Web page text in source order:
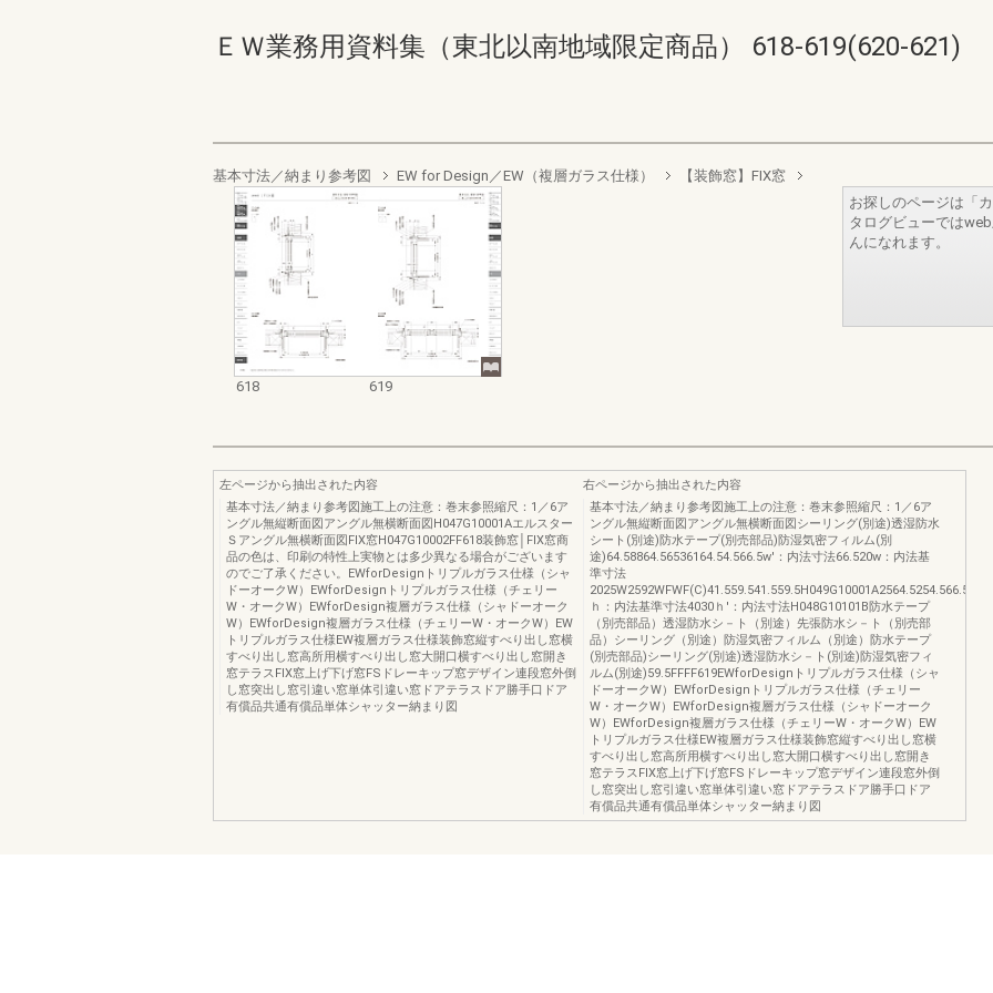
ＥＷ業務用資料集（東北以南地域限定商品） 618-619(620-621)
基本寸法／納まり参考図 EW for Design／EW（複層ガラス仕様） 【装飾窓】FIX窓
618 619
お探しのページは「
タログビューでは
んになれます。
左ページから抽出された内容
基本寸法／納まり参考図施工上の注意：巻末参照縮尺：1／6ア
ングル無縦断面図アングル無横断面図H047G10001Aエルスター
Ｓアングル無横断面図FIX窓H047G10002FF618装飾窓│FIX窓商
品の色は、印刷の特性上実物とは多少異なる場合がございます
のでご了承ください。EWforDesignトリプルガラス仕様（シャ
ドーオークW）EWforDesignトリプルガラス仕様（チェリー
W・オークW）EWforDesign複層ガラス仕様（シャドーオーク
W）EWforDesign複層ガラス仕様（チェリーW・オークW）EW
トリプルガラス仕様EW複層ガラス仕様装飾窓縦すべり出し窓横
すべり出し窓高所用横すべり出し窓大開口横すべり出し窓開き
窓テラスFIX窓上げ下げ窓FSドレーキップ窓デザイン連段窓外倒
し窓突出し窓引違い窓単体引違い窓ドアテラスドア勝手口ドア
有償品共通有償品単体シャッター納まり図
右ページから抽出された内容
基本寸法／納まり参考図施工上の注意：巻末参照縮尺：1／6ア
ングル無縦断面図アングル無横断面図シーリング(別途)透湿防水
シート(別途)防水テープ(別売部品)防湿気密フィルム(別
途)64.58864.56536164.54.566.5w'：内法寸法66.520w：内法基
準寸法
ｈ：内法基準寸法4030ｈ'：内法寸法H048G10101B防水テープ
（別売部品）透湿防水シ－ト（別途）先張防水シ－ト（別売部
品）シーリング（別途）防湿気密フィルム（別途）防水テープ
(別売部品)シーリング(別途)透湿防水シ－ト(別途)防湿気密フィ
ルム(別途)59.5FFFF619EWforDesignトリプルガラス仕様（シャ
ドーオークW）EWforDesignトリプルガラス仕様（チェリー
W・オークW）EWforDesign複層ガラス仕様（シャドーオーク
W）EWforDesign複層ガラス仕様（チェリーW・オークW）EW
トリプルガラス仕様EW複層ガラス仕様装飾窓縦すべり出し窓横
すべり出し窓高所用横すべり出し窓大開口横すべり出し窓開き
窓テラスFIX窓上げ下げ窓FSドレーキップ窓デザイン連段窓外倒
し窓突出し窓引違い窓単体引違い窓ドアテラスドア勝手口ドア
有償品共通有償品単体シャッター納まり図